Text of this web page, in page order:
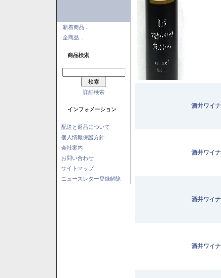
新着商品...
全商品...
商品検索
詳細検索
インフォメーション
配送と返品について
個人情報保護方針
会社案内
お問い合わせ
サイトマップ
ニュースレター登録解除
酒井ワイ
酒井ワイ
酒井ワイ
酒井ワイ